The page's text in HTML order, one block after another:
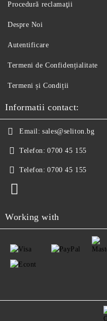
Procedură reclamaţii
Despre Noi
Autentificare
Termeni de Confidențialitate
Termeni și Condiții
Informatii contact:
Email: sales@seliton.bg
Telefon: 0700 45 155
Telefon: 0700 45 155
Working with